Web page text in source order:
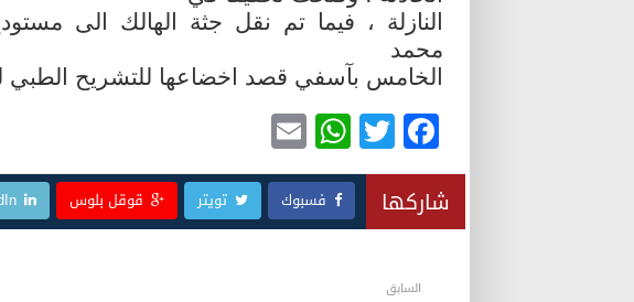
النازلة ، فيما تم نقل جثة الهالك الى
محمد
الخامس بآسفي قصد اخضاعها للتشريح الطبي
F
a
c
e
b
T
wi
tt
er
W
h
at
s
m
ail شاركها فسبوك تويتر قوقل بلوس
السابق